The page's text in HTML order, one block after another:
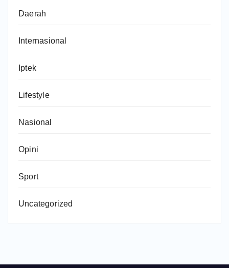
Daerah
Internasional
Iptek
Lifestyle
Nasional
Opini
Sport
Uncategorized